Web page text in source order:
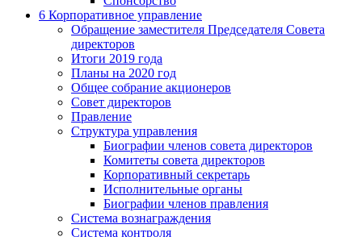
6 Корпоративное управление
Обращение заместителя Председателя Совета
директоров
Итоги 2019 года
Планы на 2020 год
Общее собрание акционеров
Совет директоров
Правление
Структура управления
Биографии членов совета директоров
Комитеты совета директоров
Корпоративный секретарь
Исполнительные органы
Биографии членов правления
Система вознаграждения
Система контроля